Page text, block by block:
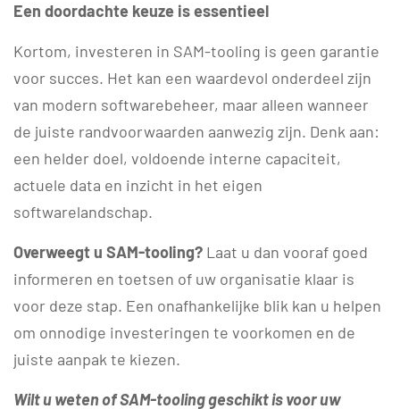
Een doordachte keuze is essentieel
Kortom, investeren in SAM-tooling is geen garantie
voor succes. Het kan een waardevol onderdeel zijn
van modern softwarebeheer, maar alleen wanneer
de juiste randvoorwaarden aanwezig zijn. Denk aan:
een helder doel, voldoende interne capaciteit,
actuele data en inzicht in het eigen
softwarelandschap.
Overweegt u SAM-tooling? Laat u dan vooraf goed
informeren en toetsen of uw organisatie klaar is
voor deze stap. Een onafhankelijke blik kan u helpen
om onnodige investeringen te voorkomen en de
juiste aanpak te kiezen.
Wilt u weten of SAM-tooling geschikt is voor uw